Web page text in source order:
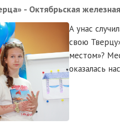
- Октябрьская
А унас
свою
местом»?
оказалась